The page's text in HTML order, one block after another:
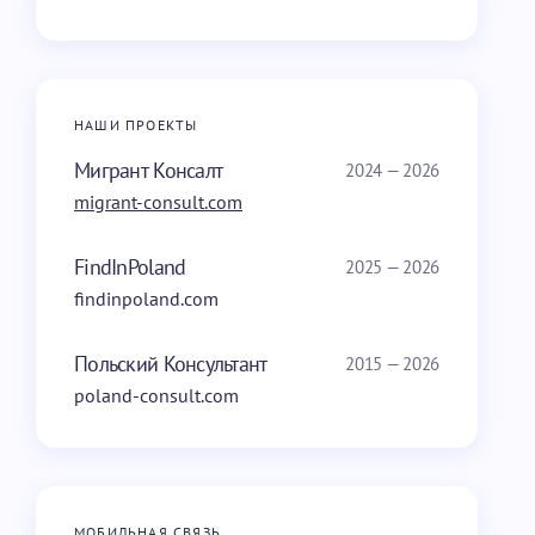
НАШИ ПРОЕКТЫ
Мигрант Консалт 2024 — 2026
migrant-consult.com
FindInPoland 2025 — 2026
findinpoland.com
Польский Консультант 2015 — 2026
poland-consult.com